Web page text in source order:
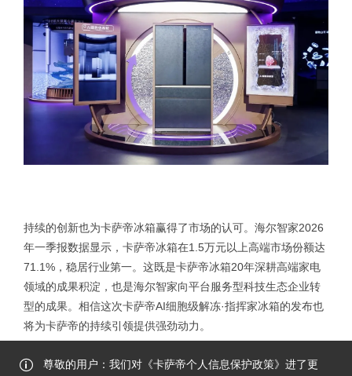
持续的创新也为卡萨帝冰箱赢得了市场的认可。海尔智家2026
年一季报数据显示，卡萨帝冰箱在1.5万元以上高端市场份额达
71.1%，稳居行业第一。这既是卡萨帝冰箱20年深耕高端家电
领域的成果积淀，也是海尔智家向平台服务型科技生态企业转
型的成果。相信这次卡萨帝AI细胞级解冻·指挥家冰箱的发布也
将为卡萨帝的持续引领提供强劲动力。
尊敬的用户：我们对《卡萨帝个人信息保护政策》进了更